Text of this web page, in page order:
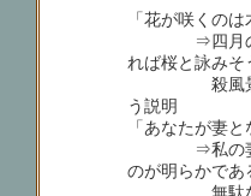
「花が咲くのは
⇒四月の花
れば桜と詠みそ
殺風景な
う説明
「あなたが妻
⇒私の妻と
のが明らかであ